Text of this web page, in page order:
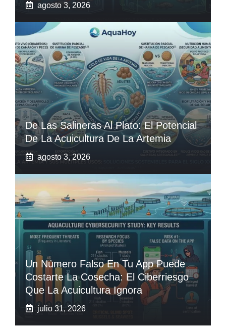
agosto 3, 2026
De Las Salineras Al Plato: El Potencial
De La Acuicultura De La Artemia
agosto 3, 2026
Un Número Falso En Tu App Puede
Costarte La Cosecha: El Ciberriesgo
Que La Acuicultura Ignora
julio 31, 2026